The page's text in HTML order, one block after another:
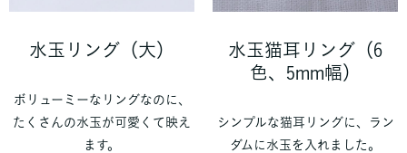
水玉リング（大）
ボリューミーなリングなのに、
たくさんの水玉が可愛くて映え
ます。
水玉猫耳リング（6
色、5mm幅）
シンプルな猫耳リングに、ラン
ダムに水玉を入れました。